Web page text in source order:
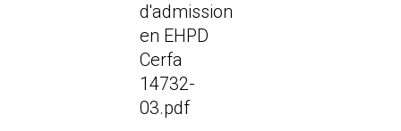
d'admission
en EHPD
Cerfa
14732-
03.pdf